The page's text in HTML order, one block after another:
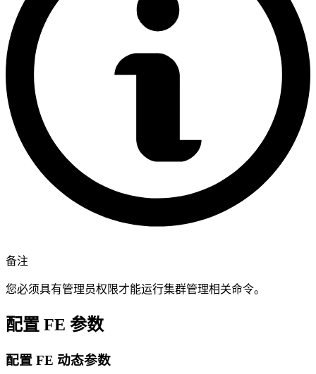
备注
您必须具有管理员权限才能运行集群管理相关命令。
配置 FE 参数
配置 FE 动态参数